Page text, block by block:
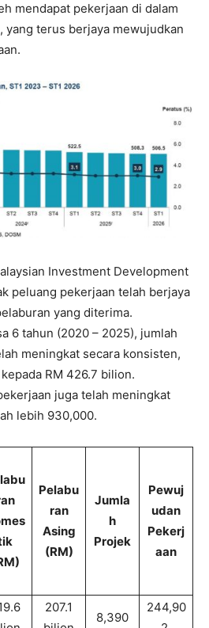
mendapat pekerjaan di dalam
yang terus berjaya mewujudkan
Investment Development
peluang pekerjaan telah berjaya
yang diterima.
6 tahun (2020 – 2025), jumlah
meningkat secara konsisten,
RM 426.7 bilion.
juga telah meningkat
lebih 930,000.
Pelabu
ran
Asing
(RM)
Jumla
h
Projek
Pewuj
udan
Pekerj
aan
207.1
8,390
244,90